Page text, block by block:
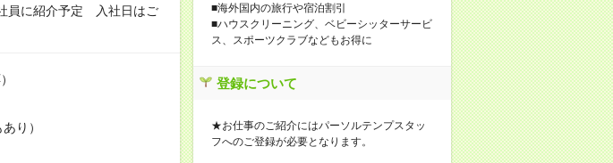
員に紹介予定 入社日はご
り）
■海外国内の旅行や宿泊割引
■ハウスクリーニング、ベビーシッターサービ
ス、スポーツクラブなどもお得に
登録について
★お仕事のご紹介にはパーソルテンプスタッ
フへのご登録が必要となります。